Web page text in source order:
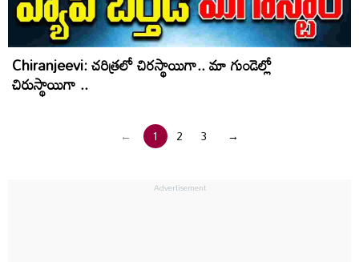
Chiranjeevi: చరిత్రలో చిరస్థాయిగా.. మా గుండెల్లో
చిరుస్థాయిగా ..
← 1 2 3 →